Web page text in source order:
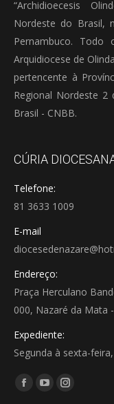
“Archidioecesis
Nordeste do Brasil,
Pernambuco.
Arquidiocese de
pertencente à
Regional Nordeste 2
Brasil - CNBB.
CÚRIA
Telefone:
81 3633 1009
E-mail
Endereço:
Praça Herculano
000, Nazaré da Mata
Expediente:
Segunda à sexta-
Encontre-nos em:
Facebook
YouTubeInstagram